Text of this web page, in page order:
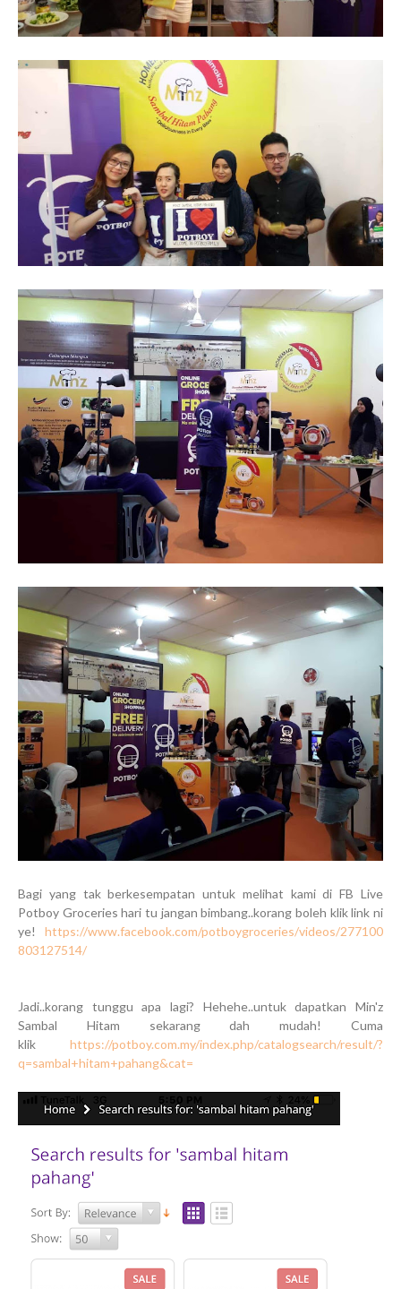
Bagi yang tak berkesempatan untuk melihat kami di FB Live
Potboy Groceries hari tu jangan bimbang..korang boleh klik link ni
ye! https://www.facebook.com/potboygroceries/videos/277100
803127514/
Jadi..korang tunggu apa lagi? Hehehe..untuk dapatkan Min'z
Sambal Hitam sekarang dah mudah! Cuma
klik https://potboy.com.my/index.php/catalogsearch/result/?
q=sambal+hitam+pahang&cat=